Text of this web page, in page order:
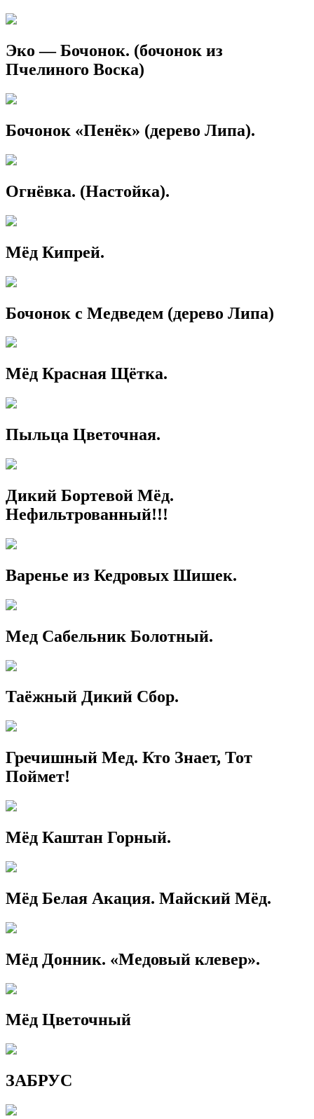
Эко — Бочонок. (бочонок из
Пчелиного Воска)
Бочонок «Пенёк» (дерево Липа).
Огнёвка. (Настойка).
Мёд Кипрей.
Бочонок с Медведем (дерево Липа)
Мёд Красная Щётка.
Пыльца Цветочная.
Дикий Бортевой Мёд.
Нефильтрованный!!!
Варенье из Кедровых Шишек.
Мед Сабельник Болотный.
Таёжный Дикий Сбор.
Гречишный Мед. Кто Знает, Тот
Поймет!
Мёд Каштан Горный.
Мёд Белая Акация. Майский Мёд.
Мёд Донник. «Медовый клевер».
Мёд Цветочный
ЗАБРУС